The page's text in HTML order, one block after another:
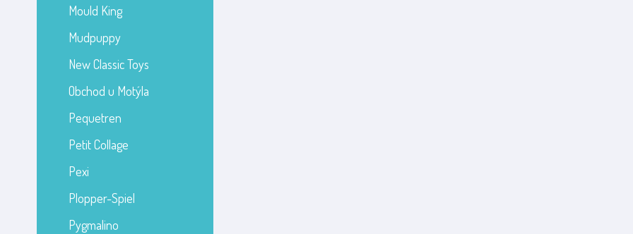
Mould King
Mudpuppy
New Classic Toys
Obchod u Motýla
Pequetren
Petit Collage
Pexi
Plopper-Spiel
Pygmalino